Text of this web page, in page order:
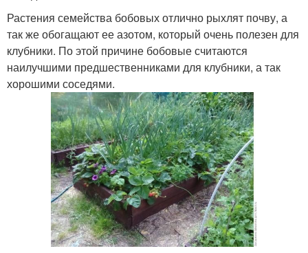
Растения семейства бобовых отлично рыхлят почву, а
так же обогащают ее азотом, который очень полезен для
клубники. По этой причине бобовые считаются
наилучшими предшественниками для клубники, а так
хорошими соседями.